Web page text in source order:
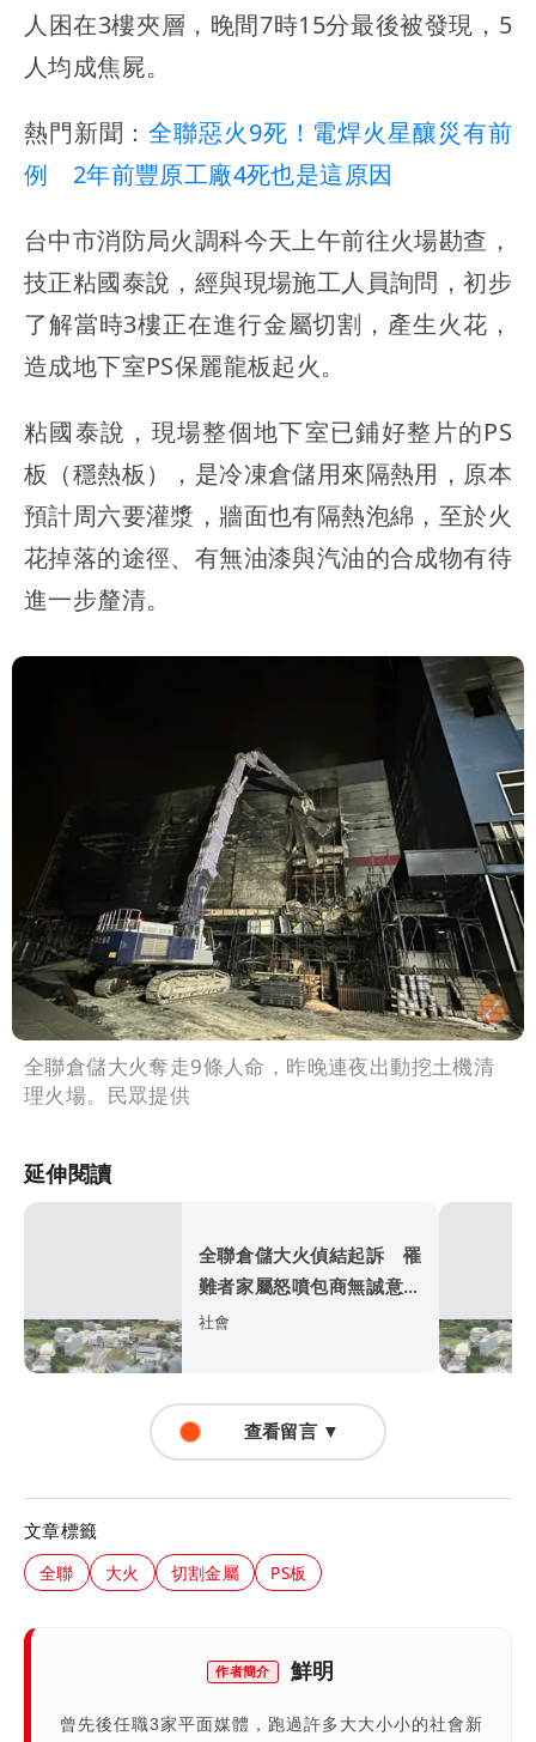
人困在3樓夾層，晚間7時15分最後被發現，5
人均成焦屍。
熱門新聞：全聯惡火9死！電焊火星釀災有前
例 2年前豐原工廠4死也是這原因
台中市消防局火調科今天上午前往火場勘查，
技正粘國泰說，經與現場施工人員詢問，初步
了解當時3樓正在進行金屬切割，產生火花，
造成地下室PS保麗龍板起火。
粘國泰說，現場整個地下室已鋪好整片的PS
板（穩熱板），是冷凍倉儲用來隔熱用，原本
預計周六要灌漿，牆面也有隔熱泡綿，至於火
花掉落的途徑、有無油漆與汽油的合成物有待
進一步釐清。
全聯倉儲大火奪走9條人命，昨晚連夜出動挖土機清
理火場。民眾提供
延伸閱讀
全聯倉儲大火偵結起訴 罹
難者家屬怒噴包商無誠意
和解談不攏
社會
查看留言 ▼
文章標籤
全聯 大火 切割金屬 PS板
作者簡介 鮮明
曾先後任職3家平面媒體，跑過許多大大小小的社會新